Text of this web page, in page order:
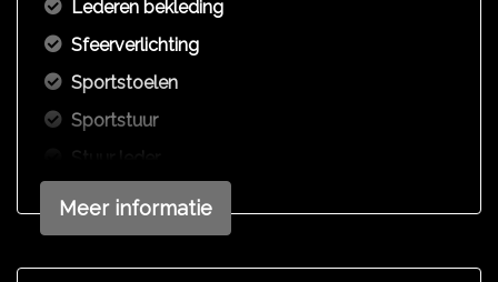
Lederen bekleding
Sfeerverlichting
Sportstoelen
Sportstuur
Stuur leder
Stuurbekrachtiging
Stuurbekrachtiging snelheidsafhankelijk
Voorstoelen verwarmd
Meer informatie